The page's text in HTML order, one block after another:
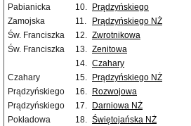
Pabianicka
10. Prądzyńskiego
Zamojska
11.
Prądzyńskiego NŻ
Św. Franciszka
12. Zwrotnikowa
Św. Franciszka
13. Zenitowa
14. Czahary
Czahary
15. Prądzyńskiego NŻ
Prądzyńskiego
16. Rozwojowa
Prądzyńskiego
17. Darniowa NŻ
Pokładowa
18. Świętojańska NŻ